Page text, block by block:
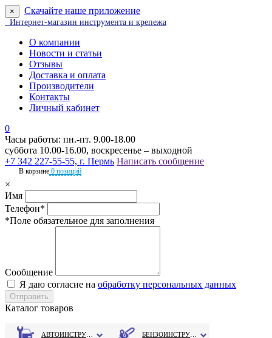
× Скачайте наше приложение
Интернет-магазин инструмента и крепежа
О компании
Новости и статьи
Отзывы
Доставка и оплата
Производители
Контакты
Личный кабинет
0
Часы работы: пн.-пт. 9.00-18.00
суббота 10.00-16.00, воскресенье – выходной
+7 342 227-55-55, г. Пермь Написать сообщение
В корзине 0 позиций
×
Имя
Телефон*
*Поле обязательное для заполнения
Сообщение
Я даю согласие на обработку персональных данных
Каталог товаров